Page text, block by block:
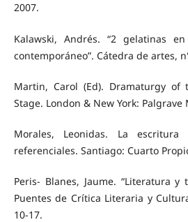
2007.
Kalawski, Andrés. “2 gelatinas
contemporáneo”. Cátedra de artes,
Martin, Carol (Ed). Dramaturgy
Stage. London & New York: Palgrave
Morales, Leonidas. La
referenciales. Santiago: Cuarto
Peris- Blanes, Jaume. “Literatura y
Puentes de Crítica Literaria y
10-17.